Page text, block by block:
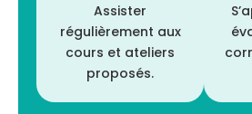
Assister
régulièrement aux
cours et ateliers
proposés.